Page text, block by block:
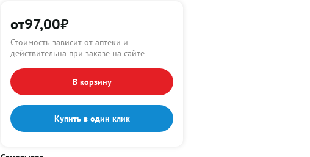
от97,00₽
Стоимость зависит от аптеки и
действительна при заказе на сайте
В корзину
Купить в один клик